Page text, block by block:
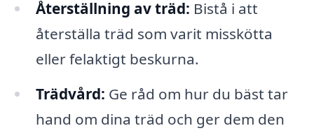
Återställning av träd: Bistå i att
återställa träd som varit misskötta
eller felaktigt beskurna.
Trädvård: Ge råd om hur du bäst tar
hand om dina träd och ger dem den